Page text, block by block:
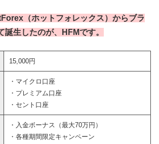
（ホットフォレックス）からブラ
誕生したのが、HFMです。
15,000円
・マイクロ口座
・プレミアム口座
・セント口座
・入金ボーナス（最大70万円）
・各種期間限定キャンペーン